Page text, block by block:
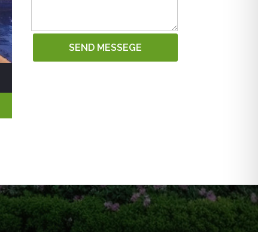
SEND MESSEGE